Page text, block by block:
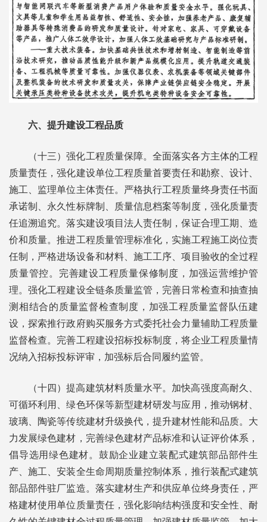
六、提升建设工程品质
（十三）强化工程质量保障。全面落实各方主体的工程
质量责任，强化建设单位工程质量首要责任和勘察、设计、
施工、监理单位主体责任。严格执行工程质量终身责任书面
承诺制、永久性标牌制、质量信息档案等制度，强化质量责
任追溯追究。落实建设项目法人责任制，保证合理工期、造
价和质量。推进工程质量管理标准化，实施工程施工岗位责
任制，严格进场设备和材料、施工工序、项目验收的全过程
质量管控。完善建设工程质量保修制度，加强运营维护管
理。强化工程建设全链条质量监管，完善日常检查和抽查抽
测相结合的质量监督检查制度，加强工程质量监督队伍建
设，探索推行政府购买服务方式委托社会力量辅助工程质量
监督检查。完善工程建设招标投标制度，将企业工程质量情
况纳入招标投标评审，加强标后合同履约监管。
（十四）提高建筑材料质量水平。加快高强度高耐久、
可循环利用、绿色环保等新型建材研发与应用，推动钢材、
玻璃、陶瓷等传统建材升级换代，提升建材性能和品质。大
力发展绿色建材，完善绿色建材产品标准和认证评价体系，
倡导选用绿色建材。鼓励企业建立装配式建筑部品部件生
产、施工、安装全生命周期质量控制体系，推行装配式建筑
部品部件驻厂监造。落实建材生产和供应单位终身责任，严
格建材使用单位质量责任，强化影响结构强度和安全性、耐